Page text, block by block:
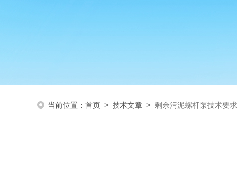
当前位置： 首页 > 技术文章 > 剩余污泥螺杆泵技术要求